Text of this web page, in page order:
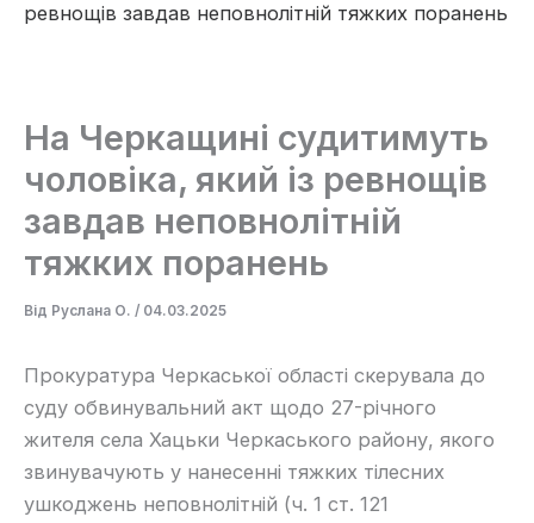
ревнощів завдав неповнолітній тяжких поранень
На Черкащині судитимуть
чоловіка, який із ревнощів
завдав неповнолітній
тяжких поранень
Від Руслана О. / 04.03.2025
Прокуратура Черкаської області скерувала до
суду обвинувальний акт щодо 27-річного
жителя села Хацьки Черкаського району, якого
звинувачують у нанесенні тяжких тілесних
ушкоджень неповнолітній (ч. 1 ст. 121